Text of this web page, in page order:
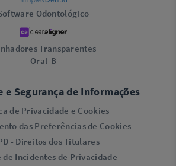
Odontológico
Transparentes
Oral-B
e Segurança de Informações
de Privacidade e Cookies
das Preferências de Cookies
- Direitos dos Titulares
de Incidentes de Privacidade